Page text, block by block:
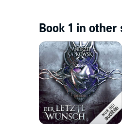
Book 1 in other